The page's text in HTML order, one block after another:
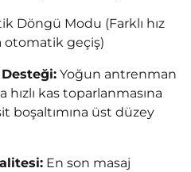
Döngü Modu (Farklı hız
otomatik geçiş)
Yoğun antrenman
hızlı kas toparlanmasına
boşaltımına üst düzey
En son masaj